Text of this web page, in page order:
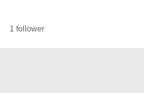
1 follower